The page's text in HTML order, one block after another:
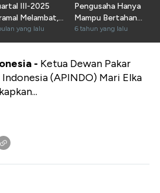
III-2025
Melambat,
Buka
yang lalu
Pengusaha Hanya
Mampu Bertahan
Sampai Juni
6 tahun yang lalu
- Ketua Dewan Pakar
(APINDO) Mari Elka